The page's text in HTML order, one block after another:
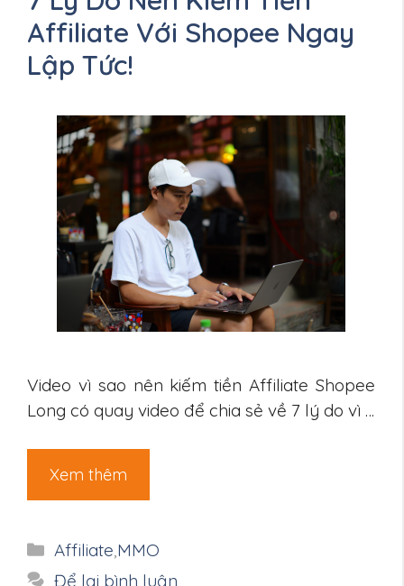
Affiliate Với Shopee Ngay
Lập Tức!
Video vì sao nên kiếm tiền Affiliate Shopee
Long có quay video để chia sẻ về 7 lý do vì …
Xem thêm
Danh
mục
Affiliate MMO
Để lại bình luận